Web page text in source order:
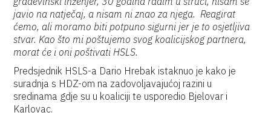
javio na natječaj, a nisam ni znao za njega. Reagirat
ćemo, ali moramo biti potpuno sigurni jer je to osjetljiva
stvar. Kao što mi poštujemo svog koalicijskog partnera,
morat će i oni poštivati HSLS.
Predsjednik HSLS-a Dario Hrebak istaknuo je kako je
suradnja s HDZ-om na zadovoljavajućoj razini u
sredinama gdje su u koaliciji te usporedio Bjelovar i
Karlovac.